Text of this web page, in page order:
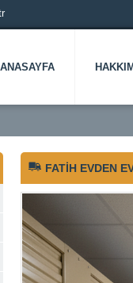
ANASAYFA
FATIH EVDEN